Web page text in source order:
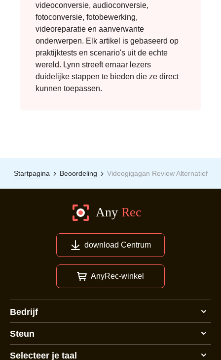
videoconversie, audioconversie,
fotoconversie, fotobewerking,
videoreparatie en aanverwante
onderwerpen. Elk artikel is gebaseerd op
praktijktests en scenario's uit de echte
wereld. Lynn streeft ernaar lezers
duidelijke stappen te bieden die ze direct
kunnen toepassen.
Startpagina Beoordeling Videogigagan Review Alternatief
download Centrum
AnyRec-winkel
Bedrijf
Steun
Selecteer je taal